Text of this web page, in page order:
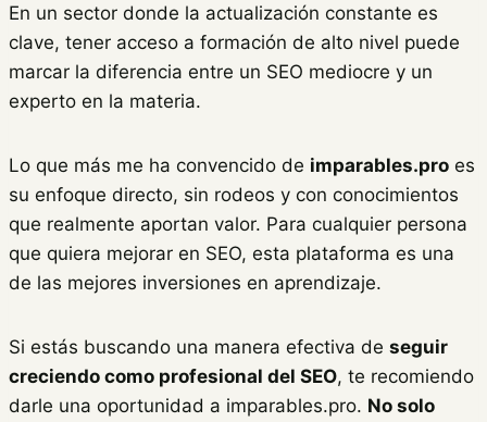
En un sector donde la actualización constante es
clave, tener acceso a formación de alto nivel puede
marcar la diferencia entre un SEO mediocre y un
experto en la materia.
Lo que más me ha convencido de imparables.pro es
su enfoque directo, sin rodeos y con conocimientos
que realmente aportan valor. Para cualquier persona
que quiera mejorar en SEO, esta plataforma es una
de las mejores inversiones en aprendizaje.
Si estás buscando una manera efectiva de seguir
creciendo como profesional del SEO, te recomiendo
darle una oportunidad a imparables.pro. No solo